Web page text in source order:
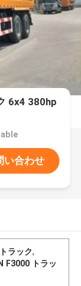
6x4 380hp
い合わせ
ラック,
F3000 トラッ